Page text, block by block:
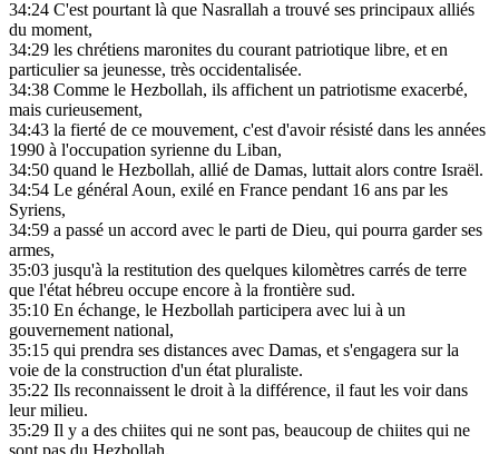
34:24 C'est pourtant là que Nasrallah a trouvé ses principaux alliés
du moment,
34:29 les chrétiens maronites du courant patriotique libre, et en
particulier sa jeunesse, très occidentalisée.
34:38 Comme le Hezbollah, ils affichent un patriotisme exacerbé,
mais curieusement,
34:43 la fierté de ce mouvement, c'est d'avoir résisté dans les années
1990 à l'occupation syrienne du Liban,
34:50 quand le Hezbollah, allié de Damas, luttait alors contre Israël.
34:54 Le général Aoun, exilé en France pendant 16 ans par les
Syriens,
34:59 a passé un accord avec le parti de Dieu, qui pourra garder ses
armes,
35:03 jusqu'à la restitution des quelques kilomètres carrés de terre
que l'état hébreu occupe encore à la frontière sud.
35:10 En échange, le Hezbollah participera avec lui à un
gouvernement national,
35:15 qui prendra ses distances avec Damas, et s'engagera sur la
voie de la construction d'un état pluraliste.
35:22 Ils reconnaissent le droit à la différence, il faut les voir dans
leur milieu.
35:29 Il y a des chiites qui ne sont pas, beaucoup de chiites qui ne